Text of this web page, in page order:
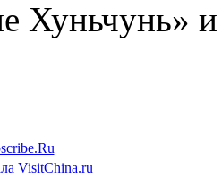
Хуньчунь»
VisitChina.ru